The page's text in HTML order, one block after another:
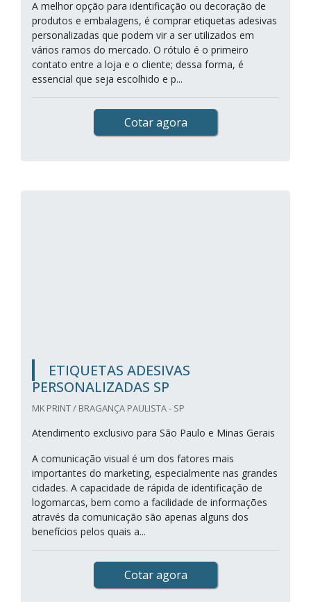
A melhor opção para identificação ou decoração de
produtos e embalagens, é comprar etiquetas adesivas
personalizadas que podem vir a ser utilizados em
vários ramos do mercado. O rótulo é o primeiro
contato entre a loja e o cliente; dessa forma, é
essencial que seja escolhido e p...
Cotar agora
ETIQUETAS ADESIVAS
PERSONALIZADAS SP
MK PRINT / BRAGANÇA PAULISTA - SP
Atendimento exclusivo para São Paulo e Minas Gerais
A comunicação visual é um dos fatores mais
importantes do marketing, especialmente nas grandes
cidades. A capacidade de rápida de identificação de
logomarcas, bem como a facilidade de informações
através da comunicação são apenas alguns dos
benefícios pelos quais a...
Cotar agora